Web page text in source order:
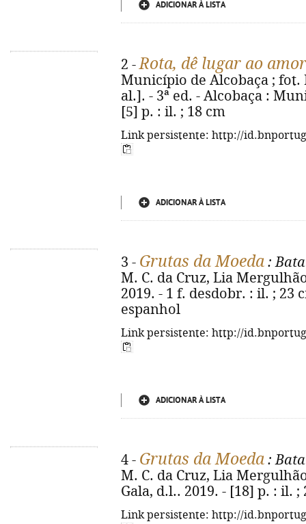
ADICIONAR À LISTA
2 -Rota, dê lugar ao amor
Município de Alcobaça ;
al.]. - 3ª ed. - Alcobaça :
[5] p. : il. ; 18 cm
Link persistente: http://
ADICIONAR À LISTA
3 - Grutas da Moeda :
M. C. da Cruz, Lia
2019. - 1 f. desdobr. : il. ; 23
espanhol
Link persistente: http://
ADICIONAR À LISTA
4 - Grutas da Moeda :
M. C. da Cruz, Lia
Gala, d.l.. 2019. - [18] p. : il.
Link persistente: http://